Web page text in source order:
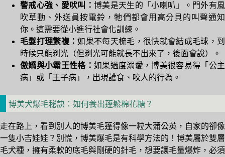
警戒心強、愛吠叫： 博美是天生的「小喇叭」。門外有風
吹草動、外送員按電鈴，牠們都會用高分貝的叫聲通知
你。這需要從小進行社會化訓練。
毛髮打理繁複：如果不每天梳毛，很快就會結成毛球，到
時候只能剃光（但剃光可能就長不出來了，後面會說）。
傲嬌與小霸王性格： 如果過度溺愛，博美很容易得「公主
病」或「王子病」，出現護食、咬人的行為。
博美犬爆毛秘訣：如何養出蓬鬆棉花糖？
走在路上，看到別人的博美毛蓬得像一粒大蒲公英，自家的卻像
一隻小吉娃娃？別慌，博美爆毛是有科學方法的！博美屬於雙層
毛犬種，擁有柔軟的底毛與剛硬的針毛，想要讓毛量爆炸，必須